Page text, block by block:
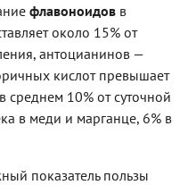
флавоноидов в
около 15% от
антоцианинов —
кислот пре­вышает
среднем 10% от суточной
в меди и марганце, 6% в
показатель пользы